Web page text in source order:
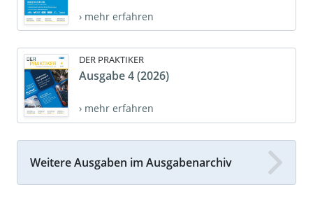
› mehr erfahren
DER PRAKTIKER
Ausgabe 4 (2026)
› mehr erfahren
Weitere Ausgaben im Ausgabenarchiv